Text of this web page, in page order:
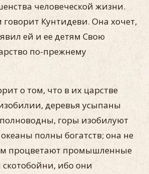
человеческой жизни.
Кунтидеви. Она хочет,
ей и ее детям Свою
по-прежнему
о том, что в их царстве
деревья усыпаны
горы изобилуют
полны богатств; она не
процветают промышленные
ибо они